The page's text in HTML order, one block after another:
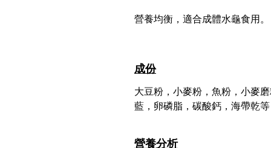
營養均衡，適合成體水龜食用。
成份
大豆粉，小麥粉，魚粉，小麥
藍，卵磷脂，碳酸鈣，海帶乾等
營養分析